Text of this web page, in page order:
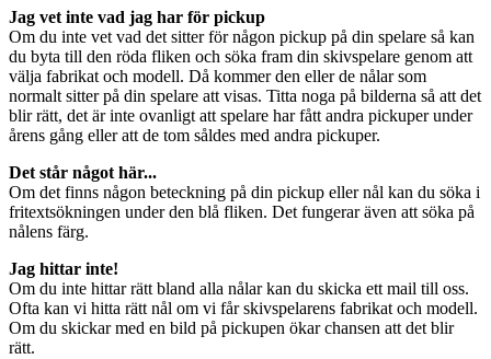
Jag vet inte vad jag har för pickup
Om du inte vet vad det sitter för någon pickup på din spelare så kan
du byta till den röda fliken och söka fram din skivspelare genom att
välja fabrikat och modell. Då kommer den eller de nålar som
normalt sitter på din spelare att visas. Titta noga på bilderna så att det
blir rätt, det är inte ovanligt att spelare har fått andra pickuper under
årens gång eller att de tom såldes med andra pickuper.
Det står något här...
Om det finns någon beteckning på din pickup eller nål kan du söka i
fritextsökningen under den blå fliken. Det fungerar även att söka på
nålens färg.
Jag hittar inte!
Om du inte hittar rätt bland alla nålar kan du skicka ett mail till oss.
Ofta kan vi hitta rätt nål om vi får skivspelarens fabrikat och modell.
Om du skickar med en bild på pickupen ökar chansen att det blir
rätt.